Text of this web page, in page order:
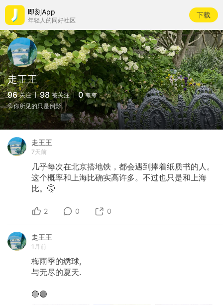
即刻App
年轻人的同好社区
下载
走王王
96 关注 98 被关注 0 夸夸
💦你所见的只是倒影。
走王王
7天前
几乎每次在北京搭地铁，都会遇到捧着纸质书的人。
这个概率和上海比确实高许多。不过也只是和上海
比。🤫
2 0 0
走王王
1月前
梅雨季的绣球,
与无尽的夏天.
🔵🟣